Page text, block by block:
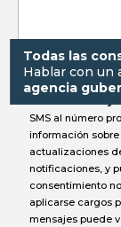
Al enviar este
SMS al número
información
actualizaciones
notificaciones, y
consentimiento
aplicarse cargos
mensajes puede
Todas las
Hablar con un
agencia